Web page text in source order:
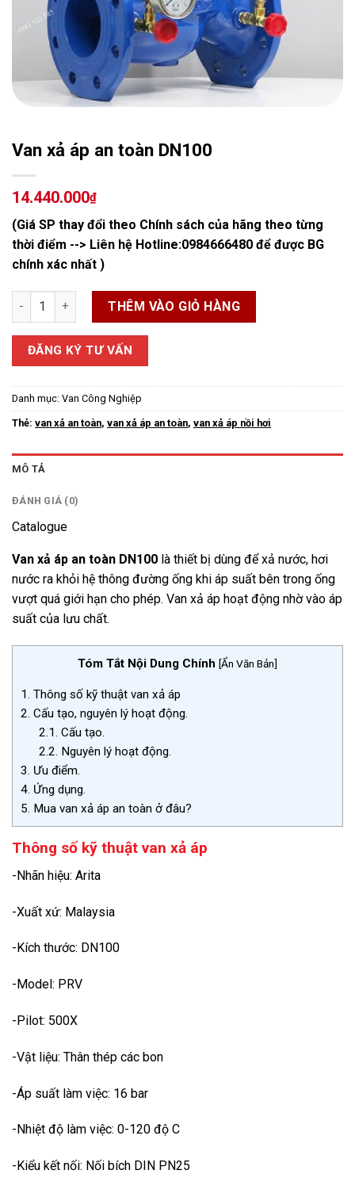
Van xả áp an toàn DN100
14.440.000₫
(Giá SP thay đổi theo Chính sách của hãng theo từng
thời điểm --> Liên hệ Hotline:0984666480 để được BG
chính xác nhất )
Van xả áp an toàn DN100 số lượng
THÊM VÀO GIỎ HÀNG
ĐĂNG KÝ TƯ VẤN
Danh mục: Van Công Nghiệp
Thẻ: van xả an toàn, van xả áp an toàn, van xả áp nồi hơi
MÔ TẢ
ĐÁNH GIÁ (0)
Catalogue
Van xả áp an toàn DN100 là thiết bị dùng để xả nước, hơi
nước ra khỏi hệ thông đường ống khi áp suất bên trong ống
vượt quá giới hạn cho phép. Van xả áp hoạt động nhờ vào áp
suất của lưu chất.
Tóm Tắt Nội Dung Chính [Ẩn Văn Bản]
1. Thông số kỹ thuật van xả áp
2. Cấu tạo, nguyên lý hoạt động.
2.1. Cấu tạo.
2.2. Nguyên lý hoạt động.
3. Ưu điểm.
4. Ứng dụng.
5. Mua van xả áp an toàn ở đâu?
Thông số kỹ thuật van xả áp
-Nhãn hiệu: Arita
-Xuất xứ: Malaysia
-Kích thước: DN100
-Model: PRV
-Pilot: 500X
-Vật liệu: Thân thép các bon
-Áp suất làm việc: 16 bar
-Nhiệt độ làm việc: 0-120 độ C
-Kiểu kết nối: Nối bích DIN PN25